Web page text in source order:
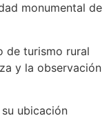
monumental de
de turismo rural
y la observación
ubicación